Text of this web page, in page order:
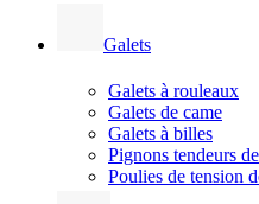
Galets
Galets à rouleaux
Galets de came
Galets à billes
Pignons tendeurs
Poulies de tension